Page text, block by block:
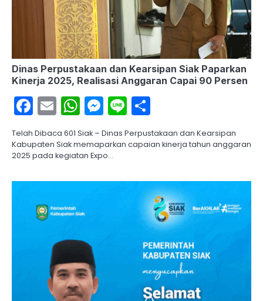
Dinas Perpustakaan dan Kearsipan Siak Paparkan
Kinerja 2025, Realisasi Anggaran Capai 90 Persen
Facebook
EmailWhatsApp
Messenger
Line
Telah Dibaca 601 Siak – Dinas Perpustakaan dan Kearsipan
Kabupaten Siak memaparkan capaian kinerja tahun anggaran
2025 pada kegiatan Expo…